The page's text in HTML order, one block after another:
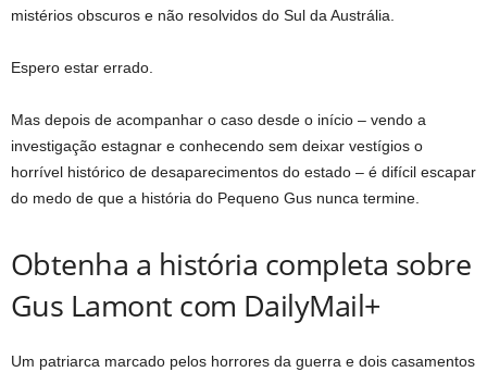
mistérios obscuros e não resolvidos do Sul da Austrália.
Espero estar errado.
Mas depois de acompanhar o caso desde o início – vendo a
investigação estagnar e conhecendo sem deixar vestígios o
horrível histórico de desaparecimentos do estado – é difícil escapar
do medo de que a história do Pequeno Gus nunca termine.
Obtenha a história completa sobre
Gus Lamont com DailyMail+
Um patriarca marcado pelos horrores da guerra e dois casamentos